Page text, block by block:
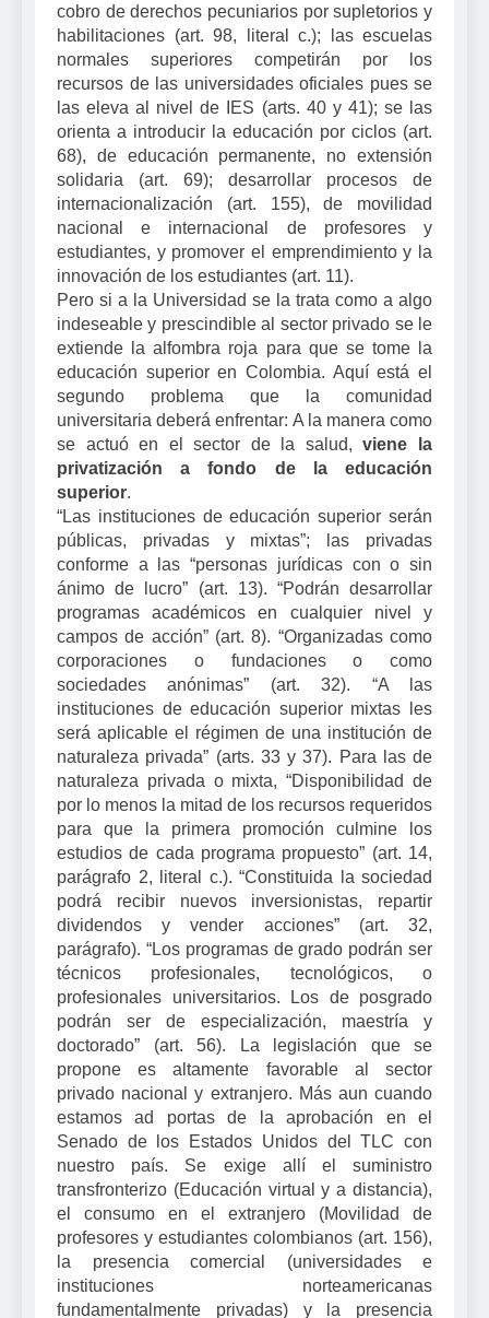
cobro de derechos pecuniarios por supletorios y
habilitaciones (art. 98, literal c.); las escuelas
normales superiores competirán por los
recursos de las universidades oficiales pues se
las eleva al nivel de IES (arts. 40 y 41); se las
orienta a introducir la educación por ciclos (art.
68), de educación permanente, no extensión
solidaria (art. 69); desarrollar procesos de
internacionalización (art. 155), de movilidad
nacional e internacional de profesores y
estudiantes, y promover el emprendimiento y la
innovación de los estudiantes (art. 11).
Pero si a la Universidad se la trata como a algo
indeseable y prescindible al sector privado se le
extiende la alfombra roja para que se tome la
educación superior en Colombia. Aquí está el
segundo problema que la comunidad
universitaria deberá enfrentar: A la manera como
se actuó en el sector de la salud, viene la
privatización a fondo de la educación
superior.
“Las instituciones de educación superior serán
públicas, privadas y mixtas”; las privadas
conforme a las “personas jurídicas con o sin
ánimo de lucro” (art. 13). “Podrán desarrollar
programas académicos en cualquier nivel y
campos de acción” (art. 8). “Organizadas como
corporaciones o fundaciones o como
sociedades anónimas” (art. 32). “A las
instituciones de educación superior mixtas les
será aplicable el régimen de una institución de
naturaleza privada” (arts. 33 y 37). Para las de
naturaleza privada o mixta, “Disponibilidad de
por lo menos la mitad de los recursos requeridos
para que la primera promoción culmine los
estudios de cada programa propuesto” (art. 14,
parágrafo 2, literal c.). “Constituida la sociedad
podrá recibir nuevos inversionistas, repartir
dividendos y vender acciones” (art. 32,
parágrafo). “Los programas de grado podrán ser
técnicos profesionales, tecnológicos, o
profesionales universitarios. Los de posgrado
podrán ser de especialización, maestría y
doctorado” (art. 56). La legislación que se
propone es altamente favorable al sector
privado nacional y extranjero. Más aun cuando
estamos ad portas de la aprobación en el
Senado de los Estados Unidos del TLC con
nuestro país. Se exige allí el suministro
transfronterizo (Educación virtual y a distancia),
el consumo en el extranjero (Movilidad de
profesores y estudiantes colombianos (art. 156),
la presencia comercial (universidades e
instituciones norteamericanas
fundamentalmente privadas) y la presencia